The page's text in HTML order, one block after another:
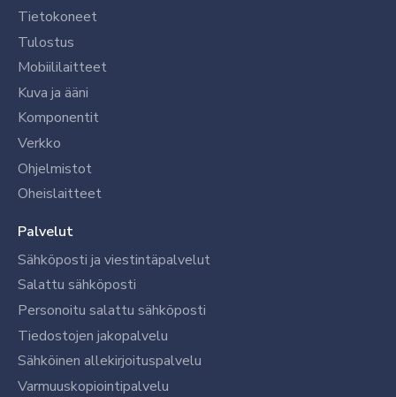
Tietokoneet
Tulostus
Mobiililaitteet
Kuva ja ääni
Komponentit
Verkko
Ohjelmistot
Oheislaitteet
Palvelut
Sähköposti ja viestintäpalvelut
Salattu sähköposti
Personoitu salattu sähköposti
Tiedostojen jakopalvelu
Sähköinen allekirjoituspalvelu
Varmuuskopiointipalvelu